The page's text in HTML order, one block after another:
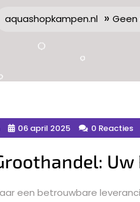
aquashopkampen.nl»
06 april 2025 0 Reacties
een betrouwbare